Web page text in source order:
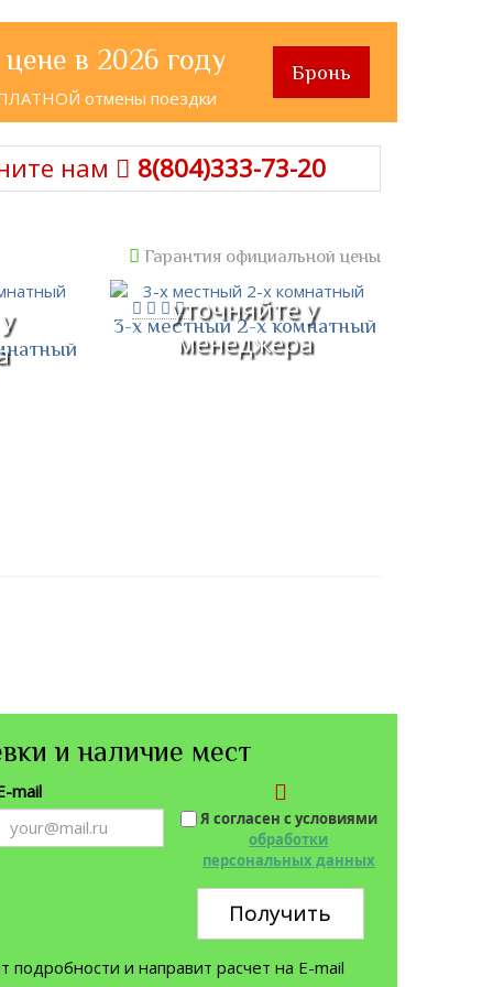
в 2026 году
отмены поездки
Бронь
нам 8(804)333-73-20
Гарантия официальной цены
уточняйте у
менеджера
3-х местный 2-х комнатный
и наличие мест
mail
Я согласен с условиями
обработки
персональных данных
Получить
и направит расчет на E-mail